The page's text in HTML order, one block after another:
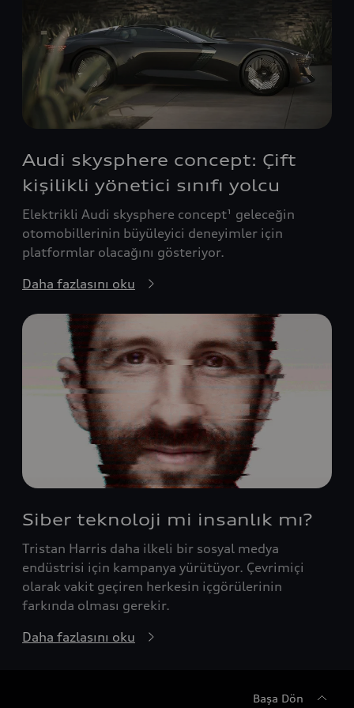
Audi skysphere concept: Çift
kişilikli yönetici sınıfı yolcu
Elektrikli Audi skysphere concept¹ geleceğin
otomobillerinin büyüleyici deneyimler için
platformlar olacağını gösteriyor.
Daha fazlasını oku
Siber teknoloji mi insanlık mı?
Tristan Harris daha ilkeli bir sosyal medya
endüstrisi için kampanya yürütüyor. Çevrimiçi
olarak vakit geçiren herkesin içgörülerinin
farkında olması gerekir.
Daha fazlasını oku
Başa Dön